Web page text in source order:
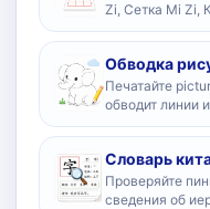
Zi, Сетка Mi Zi,
Обводка
Печатайте
обводит линии
Словарь
Проверяйте
сведения об